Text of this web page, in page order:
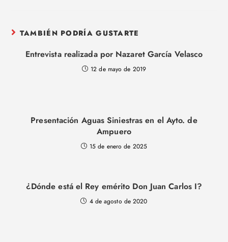
TAMBIÉN PODRÍA GUSTARTE
Entrevista realizada por Nazaret García Velasco
12 de mayo de 2019
Presentación Aguas Siniestras en el Ayto. de
Ampuero
15 de enero de 2025
¿Dónde está el Rey emérito Don Juan Carlos I?
4 de agosto de 2020